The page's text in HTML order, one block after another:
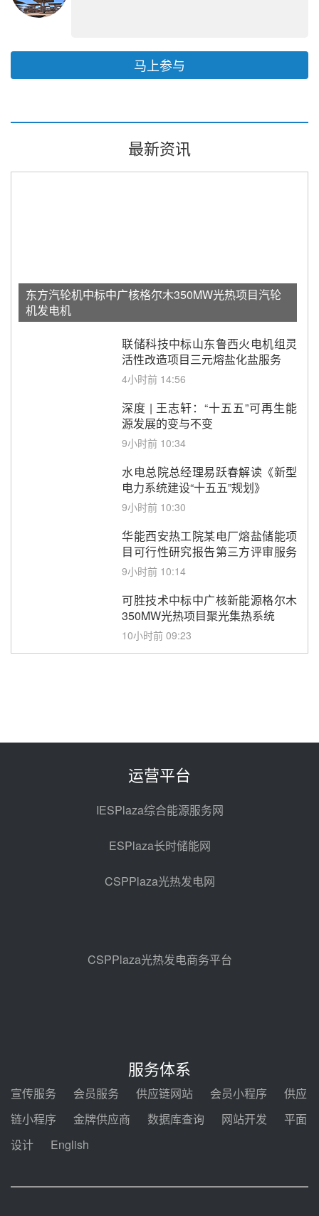
马上参与
最新资讯
东方汽轮机中标中广核格尔木350MW光热项目汽轮
机发电机
联储科技中标山东鲁西火电机组灵
活性改造项目三元熔盐化盐服务
4小时前 14:56
深度 | 王志轩：“十五五”可再生能
源发展的变与不变
9小时前 10:34
水电总院总经理易跃春解读《新型
电力系统建设“十五五”规划》
9小时前 10:30
华能西安热工院某电厂熔盐储能项
目可行性研究报告第三方评审服务
采购
9小时前 10:14
可胜技术中标中广核新能源格尔木
350MW光热项目聚光集热系统
10小时前 09:23
院携光热储能技术与国能新疆电力
体中标建投邢台热电熔盐储热调峰
山东鲁西熔盐储热火电机组改造工
程项目热控仪表成套设备采购
08-07 16:44
08-07 11:42
120MW级高导热空冷发电机通过
型式试验
华电科工金源华电淄博熔盐储热项
目熔盐储罐采购
100MW光工程性能试验采购
运营平台
IESPlaza综合能源服务网
ESPlaza长时储能网
CSPPlaza光热发电网
CSPPlaza光热发电商务平台
服务体系
宣传服务 会员服务 供应链网站 会员小程序
供应
链小程序
金牌供应商 数据库查询 网站开发
平面
设计
English